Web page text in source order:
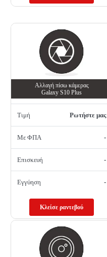
Αλλαγή πίσω κάμερας
Galaxy S10 Plus
Τιμή Ρωτήστε μας
Με ΦΠΑ -
Επισκευή -
Εγγύηση -
Κλείσε ραντεβού